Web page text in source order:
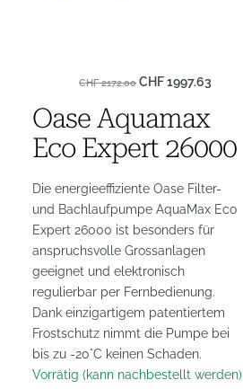
CHF2172.00 CHF1997.63
Oase Aquamax
Eco Expert 26000
Die energieeffiziente Oase Filter-
und Bachlaufpumpe AquaMax Eco
Expert 26000 ist besonders für
anspruchsvolle Grossanlagen
geeignet und elektronisch
regulierbar per Fernbedienung.
Dank einzigartigem patentiertem
Frostschutz nimmt die Pumpe bei
bis zu -20°C keinen Schaden.
Vorrätig (kann nachbestellt werden)